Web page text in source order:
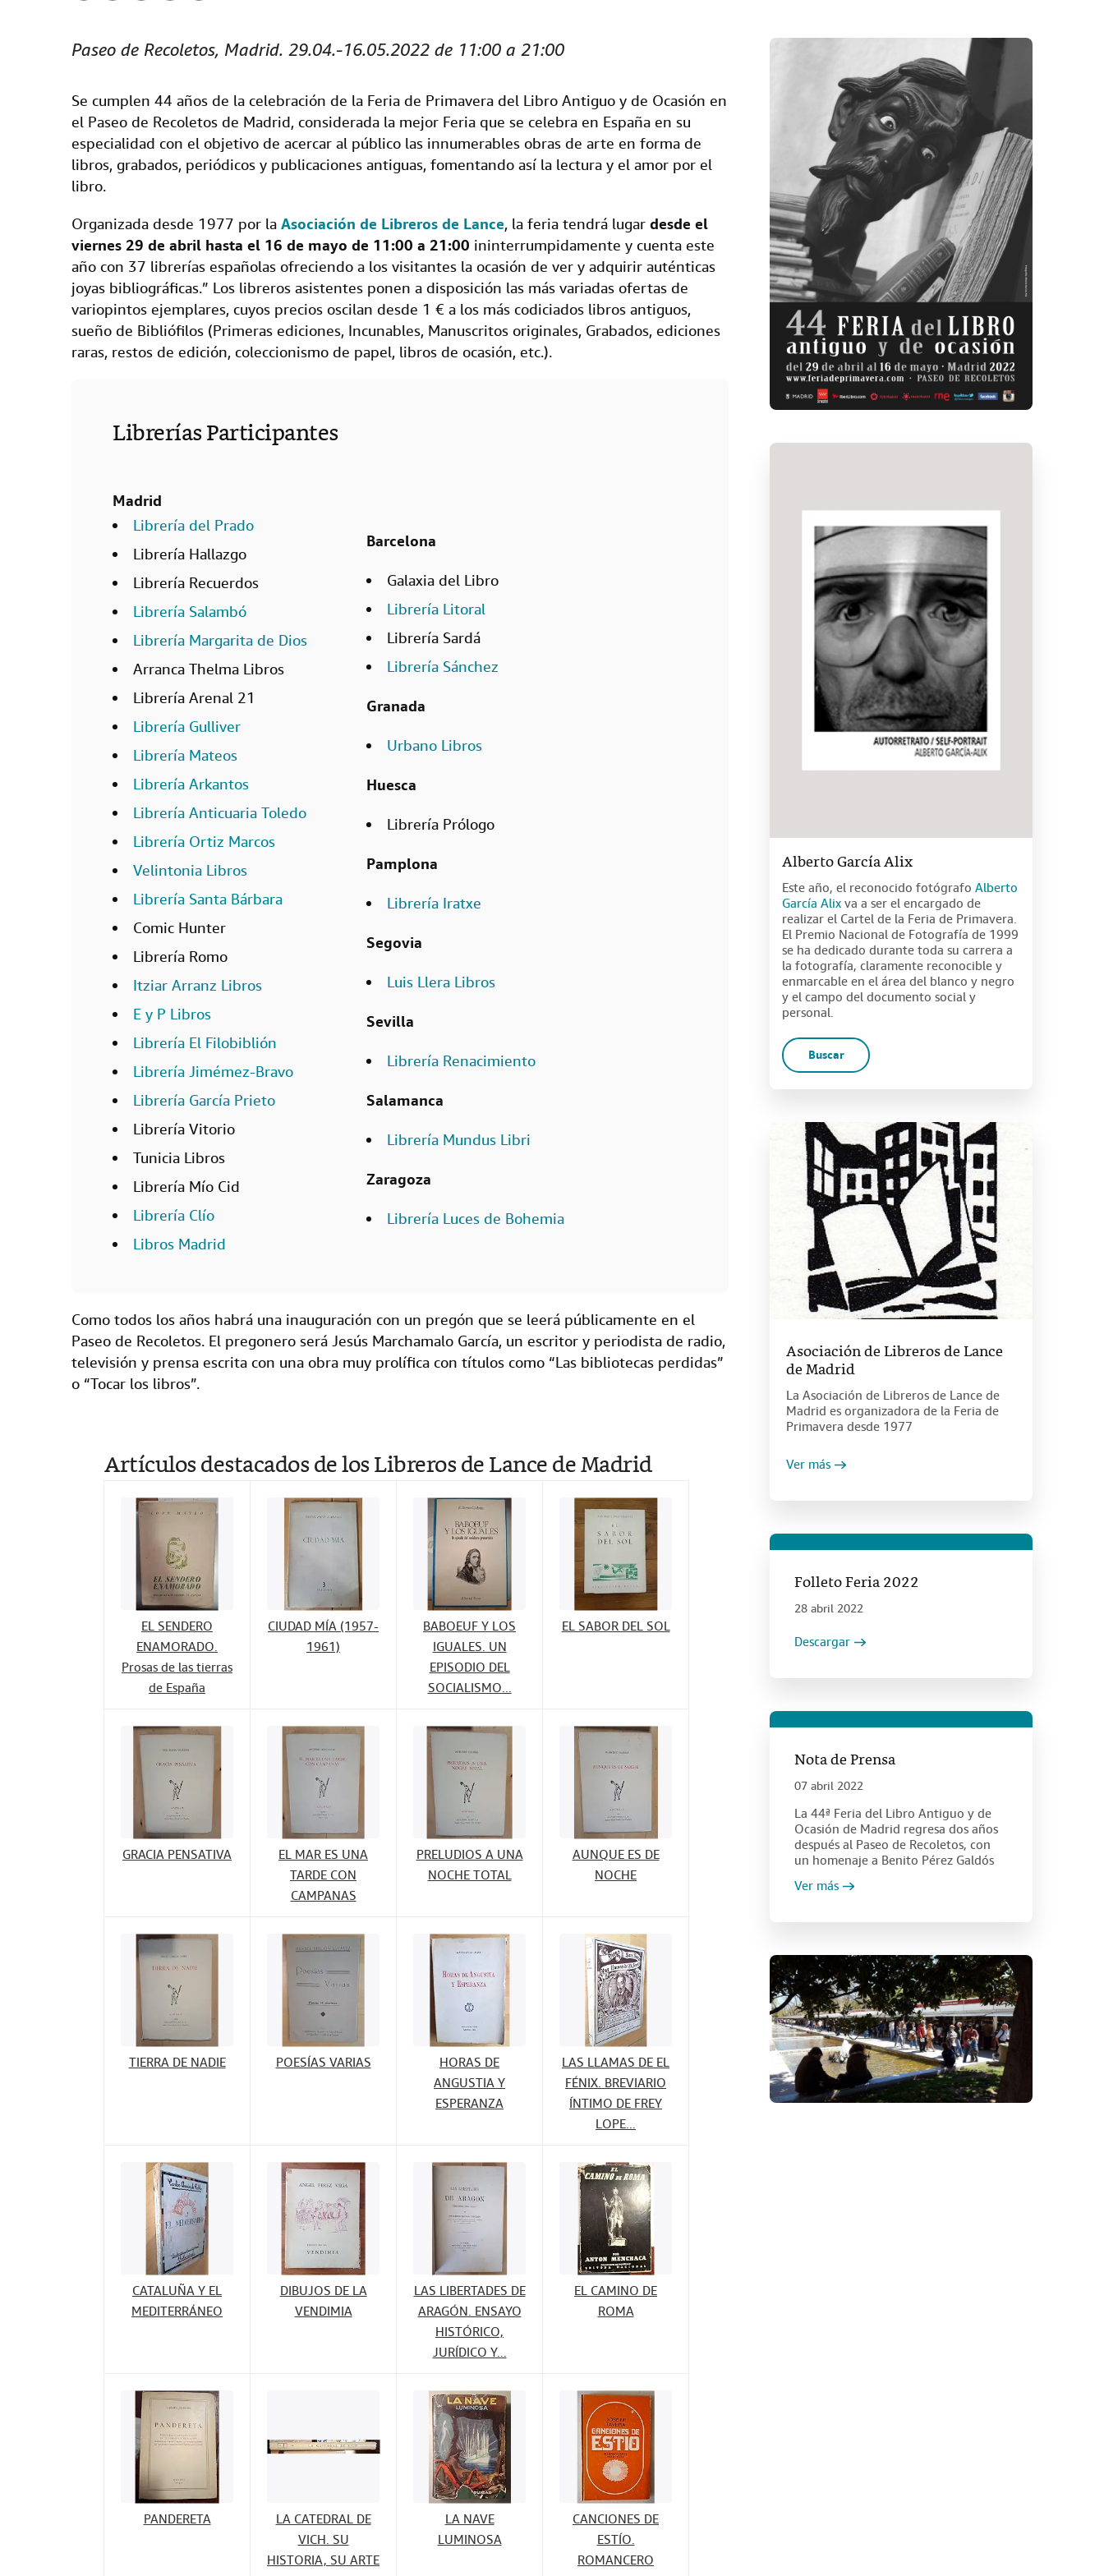
c
b
o
k
i
t
r
n
e
d
I
a
l
n
Paseo de Recoletos, Madrid. 29.04.-16.05.2022 de 11:00 a 21:00
Se cumplen 44 años de la celebración de la Feria de Primavera del Libro Antiguo y de Ocasión en
el Paseo de Recoletos de Madrid, considerada la mejor Feria que se celebra en España en su
especialidad con el objetivo de acercar al público las innumerables obras de arte en forma de
libros, grabados, periódicos y publicaciones antiguas, fomentando así la lectura y el amor por el
libro.
Organizada desde 1977 por la Asociación de Libreros de Lance, la feria tendrá lugar desde el
viernes 29 de abril hasta el 16 de mayo de 11:00 a 21:00 ininterrumpidamente y cuenta este
año con 37 librerías españolas ofreciendo a los visitantes la ocasión de ver y adquirir auténticas
joyas bibliográficas.” Los libreros asistentes ponen a disposición las más variadas ofertas de
variopintos ejemplares, cuyos precios oscilan desde 1 € a los más codiciados libros antiguos,
sueño de Bibliófilos (Primeras ediciones, Incunables, Manuscritos originales, Grabados, ediciones
raras, restos de edición, coleccionismo de papel, libros de ocasión, etc.).
Librerías Participantes
Madrid
Librería del Prado
Librería Hallazgo
Librería Recuerdos
Librería Salambó
Librería Margarita de Dios
Arranca Thelma Libros
Librería Arenal 21
Librería Gulliver
Librería Mateos
Librería Arkantos
Librería Anticuaria Toledo
Librería Ortiz Marcos
Velintonia Libros
Librería Santa Bárbara
Comic Hunter
Librería Romo
Itziar Arranz Libros
E y P Libros
Librería El Filobiblión
Librería Jimémez-Bravo
Librería García Prieto
Librería Vitorio
Tunicia Libros
Librería Mío Cid
Librería Clío
Libros Madrid
Barcelona
Galaxia del Libro
Librería Litoral
Librería Sardá
Librería Sánchez
Granada
Urbano Libros
Huesca
Librería Prólogo
Pamplona
Librería Iratxe
Segovia
Luis Llera Libros
Sevilla
Librería Renacimiento
Salamanca
Librería Mundus Libri
Zaragoza
Librería Luces de Bohemia
Como todos los años habrá una inauguración con un pregón que se leerá públicamente en el
Paseo de Recoletos. El pregonero será Jesús Marchamalo García, un escritor y periodista de radio,
televisión y prensa escrita con una obra muy prolífica con títulos como “Las bibliotecas perdidas”
o “Tocar los libros”.
Artículos destacados de los Libreros de Lance de Madrid
EL SENDERO
ENAMORADO.
Prosas de las tierras
de España
CIUDAD MÍA (1957-
1961)
BABOEUF Y LOS
IGUALES. UN
EPISODIO DEL
SOCIALISMO...
EL SABOR DEL SOL
GRACIA PENSATIVA
EL MAR ES UNA
TARDE CON
CAMPANAS
PRELUDIOS A UNA
NOCHE TOTAL
AUNQUE ES DE
NOCHE
TIERRA DE NADIE POESÍAS VARIAS
HORAS DE
ANGUSTIA Y
ESPERANZA
LAS LLAMAS DE EL
FÉNIX. BREVIARIO
ÍNTIMO DE FREY
LOPE...
CATALUÑA Y EL
MEDITERRÁNEO
DIBUJOS DE LA
VENDIMIA
LAS LIBERTADES DE
ARAGÓN. ENSAYO
HISTÓRICO,
JURÍDICO Y...
EL CAMINO DE
ROMA
PANDERETA
LA CATEDRAL DE
VICH. SU
HISTORIA, SU ARTE
LA NAVE
LUMINOSA
CANCIONES DE
ESTÍO.
ROMANCERO
Alberto García Alix
Este año, el reconocido fotógrafo Alberto
García Alix va a ser el encargado de
realizar el Cartel de la Feria de Primavera.
El Premio Nacional de Fotografía de 1999
se ha dedicado durante toda su carrera a
la fotografía, claramente reconocible y
enmarcable en el área del blanco y negro
y el campo del documento social y
personal.
Buscar
Asociación de Libreros de Lance
de Madrid
La Asociación de Libreros de Lance de
Madrid es organizadora de la Feria de
Primavera desde 1977
Ver más
Folleto Feria 2022
28 abril 2022
Descargar
Nota de Prensa
07 abril 2022
La 44ª Feria del Libro Antiguo y de
Ocasión de Madrid regresa dos años
después al Paseo de Recoletos, con
un homenaje a Benito Pérez Galdós
Ver más